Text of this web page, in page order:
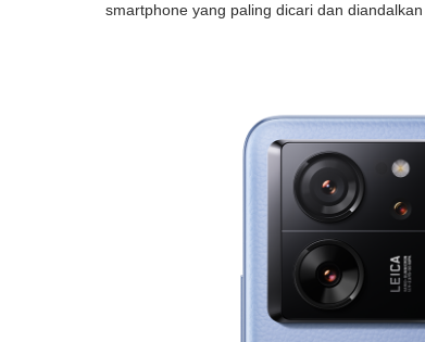
smartphone yang paling dicari dan diandalkan